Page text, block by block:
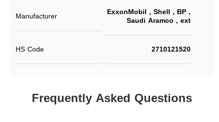
Manufacturer ExxonMobil , Shell , BP ,
Saudi Aramco , ext
HS Code 2710121520
Frequently Asked Questions